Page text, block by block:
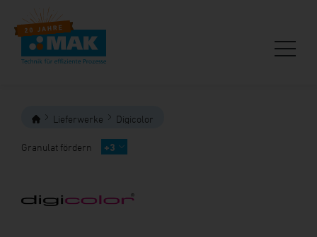
Lieferwerke Digicolor
Granulat fördern +3